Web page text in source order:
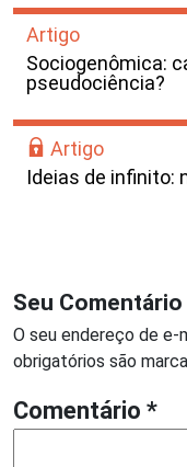
Artigo
Sociogenômica:
pseudociência?
Artigo
Ideias de infinito:
Seu Comentário
O seu endereço de e-
obrigatórios são
Comentário *